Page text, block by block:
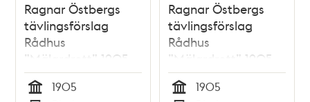
Ragnar Östbergs
tävlingsförslag
Rådhus
”Mälardrott” 1905,
planritning 1 ½ tr.
1905
Ragnar Östbergs
tävlingsförslag
Rådhus
”Mälardrott” 1905,
planritning 2 tr.
1905